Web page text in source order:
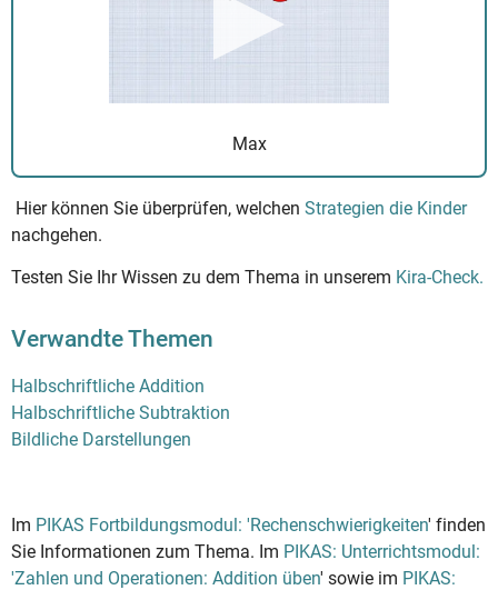
Max
Hier können Sie überprüfen, welchen Strategien die Kinder
nachgehen.
Testen Sie Ihr Wissen zu dem Thema in unserem Kira-Check.
Verwandte Themen
Halbschriftliche Addition
Halbschriftliche Subtraktion
Bildliche Darstellungen
Im PIKAS Fortbildungsmodul: 'Rechenschwierigkeiten' finden
Sie Informationen zum Thema. Im PIKAS: Unterrichtsmodul:
'Zahlen und Operationen: Addition üben' sowie im PIKAS: